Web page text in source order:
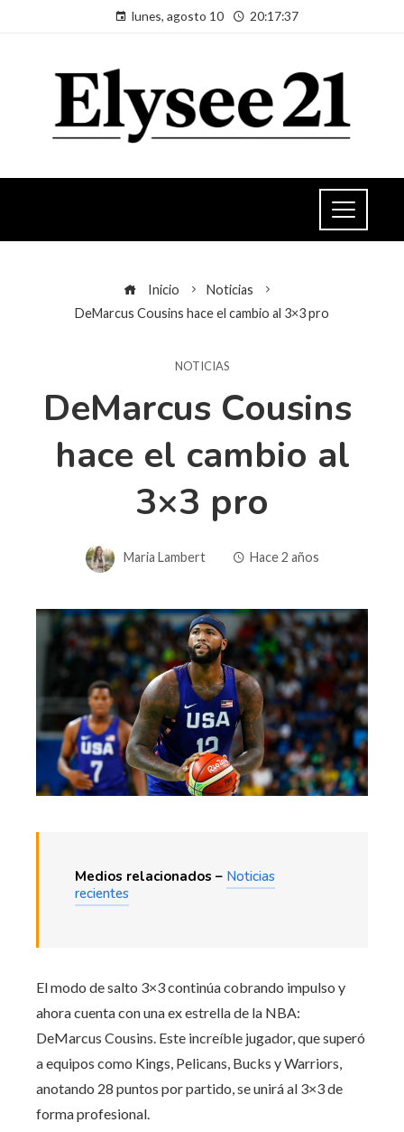
lunes, agosto 10 20:17:37
Inicio
Noticias
DeMarcus Cousins ​​​​hace el cambio al 3×3 pro
NOTICIAS
DeMarcus Cousins ​​​​
hace el cambio al
3×3 pro
Maria Lambert Hace 2 años
Medios relacionados – Noticias
recientes
El modo de salto 3×3 continúa cobrando impulso y
ahora cuenta con una ex estrella de la NBA:
DeMarcus Cousins. Este increíble jugador, que superó
a equipos como Kings, Pelicans, Bucks y Warriors,
anotando 28 puntos por partido, se unirá al 3×3 de
forma profesional.